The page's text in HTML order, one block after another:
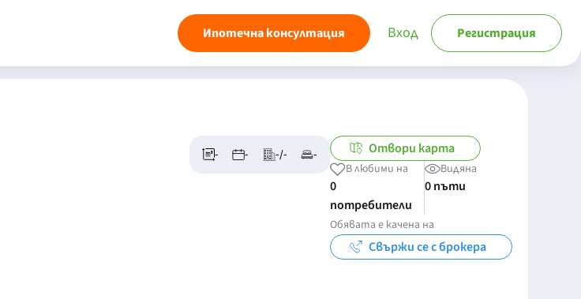
Ипотечна консултация Вход Регистрация
- - -/- - Отвори карта
В любими на
0
потребители
Видяна
0 пъти
Обявата е качена на
Свържи се с брокера